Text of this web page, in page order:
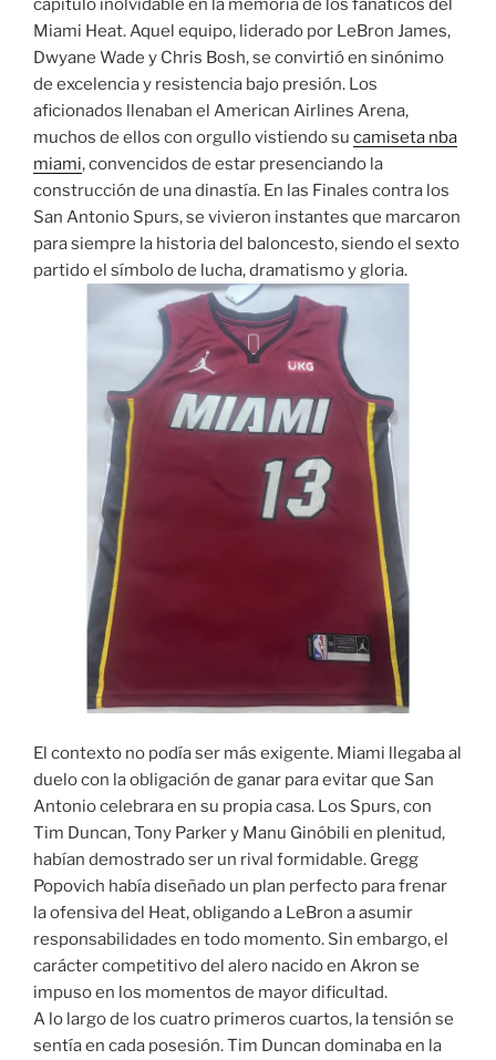
capítulo inolvidable en la memoria de los fanáticos del
Miami Heat. Aquel equipo, liderado por LeBron James,
Dwyane Wade y Chris Bosh, se convirtió en sinónimo
de excelencia y resistencia bajo presión. Los
aficionados llenaban el American Airlines Arena,
muchos de ellos con orgullo vistiendo su camiseta nba
miami, convencidos de estar presenciando la
construcción de una dinastía. En las Finales contra los
San Antonio Spurs, se vivieron instantes que marcaron
para siempre la historia del baloncesto, siendo el sexto
partido el símbolo de lucha, dramatismo y gloria.
El contexto no podía ser más exigente. Miami llegaba al
duelo con la obligación de ganar para evitar que San
Antonio celebrara en su propia casa. Los Spurs, con
Tim Duncan, Tony Parker y Manu Ginóbili en plenitud,
habían demostrado ser un rival formidable. Gregg
Popovich había diseñado un plan perfecto para frenar
la ofensiva del Heat, obligando a LeBron a asumir
responsabilidades en todo momento. Sin embargo, el
carácter competitivo del alero nacido en Akron se
impuso en los momentos de mayor dificultad.
A lo largo de los cuatro primeros cuartos, la tensión se
sentía en cada posesión. Tim Duncan dominaba en la